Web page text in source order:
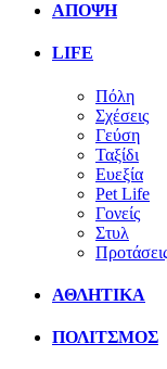
ΑΠΟΨΗ
LIFE
Πόλη
Σχέσεις
Γεύση
Ταξίδι
Ευεξία
Pet Life
Γονείς
Στυλ
ΑΘΛΗΤΙΚΑ
ΠΟΛΙΤΣΜΟΣ